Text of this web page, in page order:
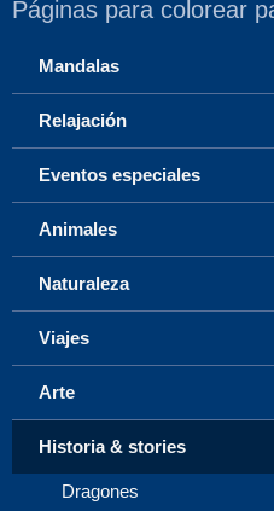
Páginas para colorear
Mandalas
Relajación
Eventos especiales
Animales
Naturaleza
Viajes
Arte
Historia & stories
Dragones